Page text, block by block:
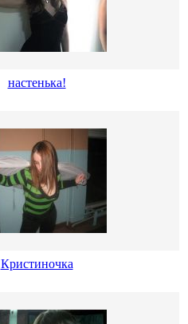
настенька!
Кристиночка